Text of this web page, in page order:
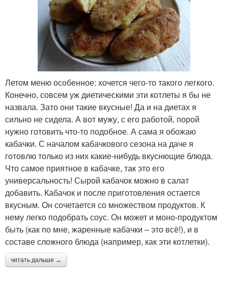
Летом меню особенное: хочется чего-то такого легкого.
Конечно, совсем уж диетическими эти котлеты я бы не
назвала. Зато они такие вкусные! Да и на диетах я
сильно не сидела. А вот мужу, с его работой, порой
нужно готовить что-то подобное. А сама я обожаю
кабачки. С началом кабачкового сезона на даче я
готовлю только из них какие-нибудь вкуснющие блюда.
Что самое приятное в кабачке, так это его
универсальность! Сырой кабачок можно в салат
добавить. Кабачок и после приготовления остается
вкусным. Он сочетается со множеством продуктов. К
нему легко подобрать соус. Он может и моно-продуктом
быть (как по мне, жаренные кабачки – это всё!), и в
составе сложного блюда (например, как эти котлетки).
читать дальше →